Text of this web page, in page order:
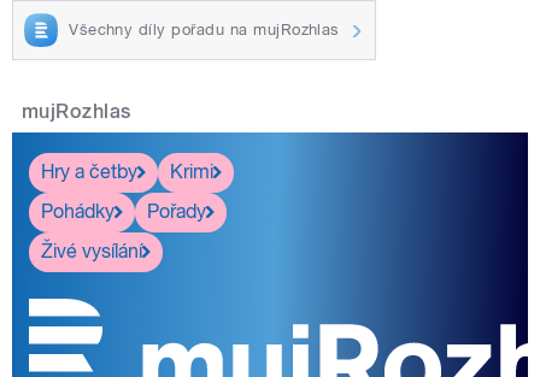
Všechny díly pořadu na mujRozhlas
mujRozhlas
Hry a četby
Krimi
Pohádky
Pořady
Živé vysílání